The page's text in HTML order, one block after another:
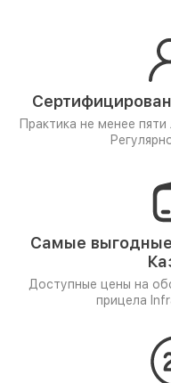
Практика не менее пяти
Самые
Доступные цены на
прицела